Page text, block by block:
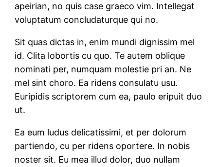
apeirian, no quis case graeco vim. Intellegat
voluptatum concludaturque qui no.
Sit quas dictas in, enim mundi dignissim mel
id. Clita lobortis cu quo. Te autem oblique
nominati per, numquam molestie pri an. Ne
mel sint choro. Ea ridens consulatu usu.
Euripidis scriptorem cum ea, paulo eripuit duo
ut.
Ea eum ludus delicatissimi, et per dolorum
partiendo, cu per ridens oportere. In nobis
noster sit. Eu mea illud dolor, duo nullam